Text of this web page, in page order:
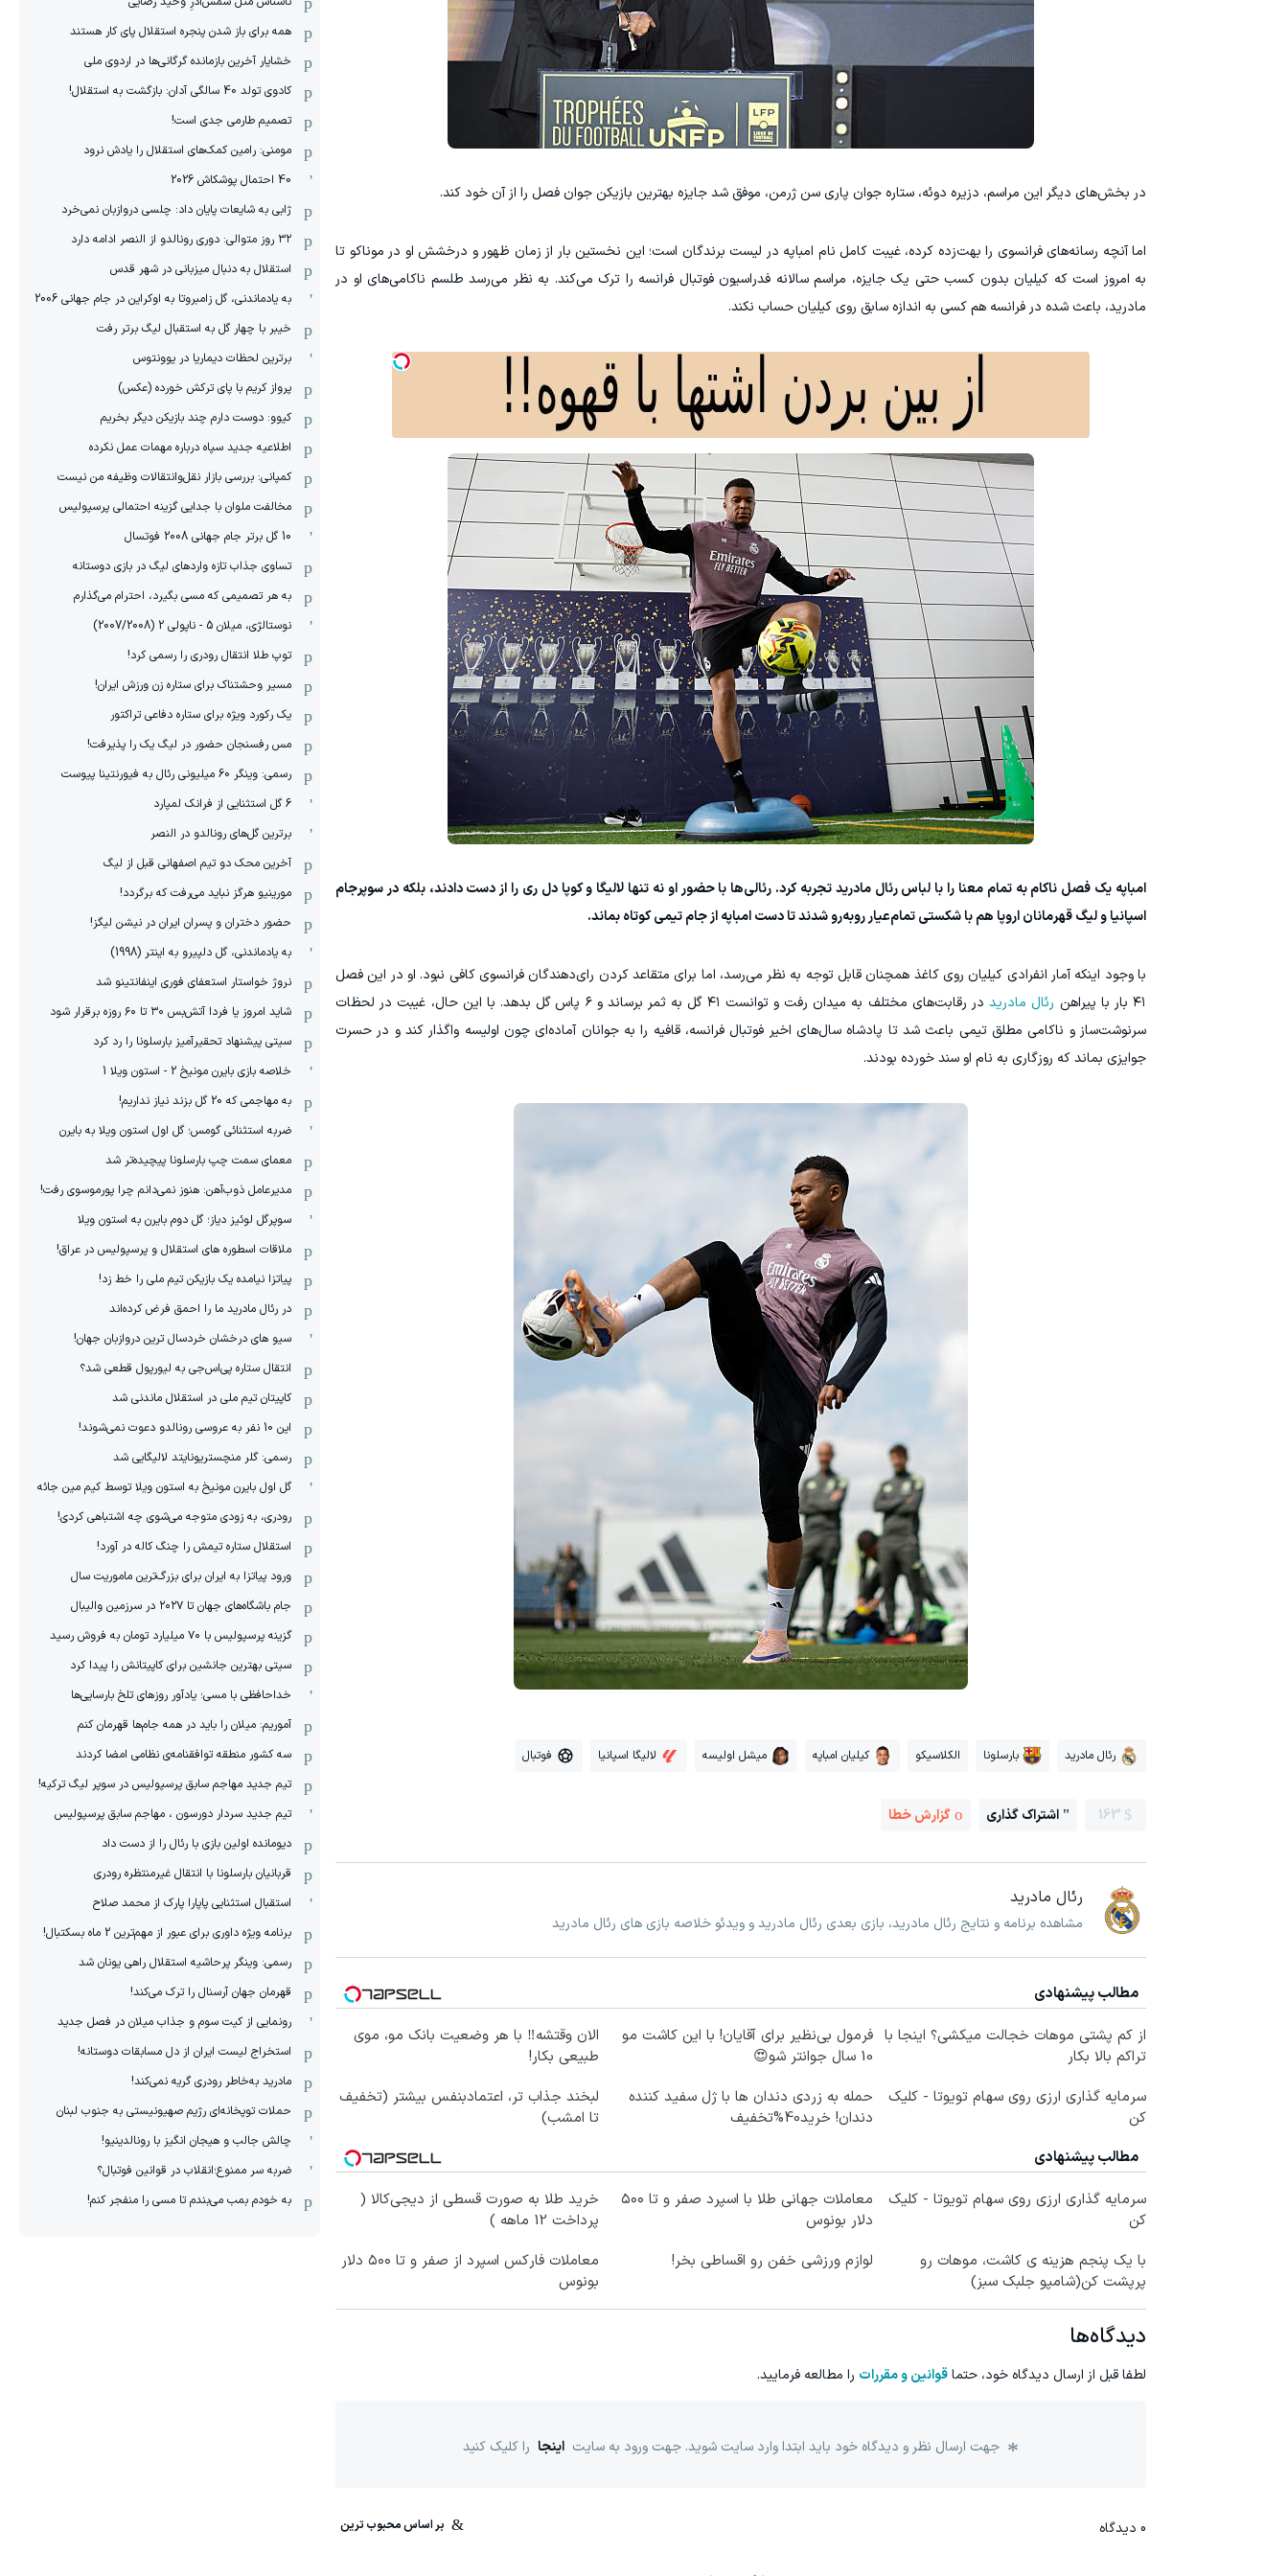
در بخش‌های دیگر این مراسم، دزیره دوئه، ستاره جوان پاری سن ژرمن، موفق شد جایزه بهترین بازیکن جوان فصل را از آن خود کند.
اما آنچه رسانه‌های فرانسوی را بهت‌زده کرده، غیبت کامل نام امباپه در لیست برندگان است؛ این نخستین بار از زمان ظهور و درخشش او در موناکو تا
به امروز است که کیلیان بدون کسب حتی یک جایزه، مراسم سالانه فدراسیون فوتبال فرانسه را ترک می‌کند. به نظر می‌رسد طلسم ناکامی‌های او در
مادرید، باعث شده در فرانسه هم کسی به اندازه سابق روی کیلیان حساب نکند.
امباپه یک فصل ناکام به تمام معنا را با لباس رئال مادرید تجربه کرد. رئالی‌ها با حضور او نه تنها لالیگا و کوپا دل ری را از دست دادند، بلکه در سوپرجام
اسپانیا و لیگ قهرمانان اروپا هم با شکستی تمام‌عیار روبه‌رو شدند تا دست امباپه از جام تیمی کوتاه بماند.
با وجود اینکه آمار انفرادی کیلیان روی کاغذ همچنان قابل توجه به نظر می‌رسد، اما برای متقاعد کردن رای‌دهندگان فرانسوی کافی نبود. او در این فصل
۴۱ بار با پیراهن
رئال مادرید
در رقابت‌های مختلف به میدان رفت و توانست ۴۱ گل به ثمر برساند و ۶ پاس گل بدهد. با این حال، غیبت در لحظات
سرنوشت‌ساز و ناکامی مطلق تیمی باعث شد تا پادشاه سال‌های اخیر فوتبال فرانسه، قافیه را به جوانان آماده‌ای چون اولیسه واگذار کند و در حسرت
جوایزی بماند که روزگاری به نام او سند خورده بودند.
رئال مادرید بارسلونا الکلاسیکو کیلیان امباپه میشل اولیسه لالیگا اسپانیا فوتبال
163 اشتراک گذاری گزارش خطا
رئال مادرید
مشاهده برنامه و نتایج رئال مادرید، بازی بعدی رئال مادرید و ویدئو خلاصه بازی های رئال مادرید
مطالب پیشنهادی
از کم پشتی موهات خجالت میکشی؟ اینجا با
تراکم بالا بکار
فرمول بی‌نظیر برای آقایان! با این کاشت مو
10 سال جوانتر شو😍
الان وقتشه‼️ با هر وضعیت بانک مو، موی
طبیعی بکار!
سرمایه گذاری ارزی روی سهام تویوتا - کلیک
کن
حمله به زردی دندان ها با ژل سفید کننده
دندان! خرید40%تخفیف
لبخند جذاب تر، اعتمادبنفس بیشتر (تخفیف
تا امشب)
مطالب پیشنهادی
سرمایه گذاری ارزی روی سهام تویوتا - کلیک
کن
معاملات جهانی طلا با اسپرد صفر و تا ۵۰۰
دلار بونوس
خرید طلا به صورت قسطی از دیجی‌کالا (
پرداخت 12 ماهه )
با یک پنجم هزینه ی کاشت، موهات رو
پرپشت کن(شامپو جلبک سبز)
لوازم ورزشی خفن رو اقساطی بخر!
معاملات فارکس اسپرد از صفر و تا ۵۰۰ دلار
بونوس
دیدگاه‌ها
لطفا قبل از ارسال دیدگاه خود، حتماقوانین و مقررات را مطالعه فرمایید.
جهت ارسال نظر و دیدگاه خود باید ابتدا وارد سایت شوید. جهت ورود به سایت اینجا را کلیک کنید
0 دیدگاه
همه برای باز شدن پنجره استقلال پای کار هستند
خشایار آخرین بازمانده گرگانی‌ها در اردوی ملی
کادوی تولد 40 سالگی آدان: بازگشت به استقلال!
تصمیم طارمی جدی است!
مومنی: رامین کمک‌های استقلال را یادش نرود
40 احتمال پوشکاش 2026
ژابی به شایعات پایان داد: چلسی دروازبان نمی‌خرد
۳۲ روز متوالی: دوری رونالدو از النصر ادامه دارد
استقلال به دنبال میزبانی در شهر قدس
به یادماندنی، گل زامبروتا به اوکراین در جام جهانی 2006
خیبر با چهار گل به استقبال لیگ برتر رفت
برترین لحظات دیماریا در یوونتوس
پرواز کریم با پای ترکش خورده (عکس)
کیوو: دوست دارم چند بازیکن دیگر بخریم
اطلاعیه جدید سپاه درباره مهمات عمل نکرده
کمپانی: بررسی بازار نقل‌وانتقالات وظیفه من نیست
مخالفت ملوان با جدایی گزینه احتمالی پرسپولیس
10 گل برتر جام جهانی 2008 فوتسال
تساوی جذاب تازه واردهای لیگ در بازی دوستانه
به هر تصمیمی که مسی بگیرد، احترام می‌گذارم
نوستالژی، میلان 5 - ناپولی 2 (2007/2008)
توپ طلا انتقال رودری را رسمی کرد!
مسیر وحشتناک برای ستاره زن ورزش ایران!
یک رکورد ویژه برای ستاره دفاعی تراکتور
مس رفسنجان حضور در لیگ یک را پذیرفت!
رسمی: وینگر 60 میلیونی رئال به فیورنتینا پیوست
6 گل استثنایی از فرانک لمپارد
برترین گل‌های رونالدو در النصر
آخرین محک دو تیم اصفهانی قبل از لیگ
مورینیو هرگز نباید می‌رفت که برگردد!
حضور دختران و پسران ایران در نیشن لیگز!
به یادماندنی، گل دلپیرو به اینتر (1998)
نروژ خواستار استعفای فوری اینفانتینو شد
شاید امروز یا فردا آتش‌بس ۳۰ تا ۶۰ روزه برقرار شود
سیتی پیشنهاد تحقیرآمیز بارسلونا را رد کرد
خلاصه بازی بایرن مونیخ 2 - استون ویلا 1
به مهاجمی که 20 گل بزند نیاز نداریم!
ضربه استثنائی گومس؛ گل اول استون ویلا به بایرن
معمای سمت چپ بارسلونا پیچیده‌تر شد
مدیرعامل ذوب‌آهن: هنوز نمی‌دانم چرا پورموسوی رفت!
سوپرگل لوئیز دیاز؛ گل دوم بایرن به استون ویلا
ملاقات اسطوره های استقلال و پرسپولیس در عراق!
پیاتزا نیامده یک بازیکن تیم ملی را خط زد!
در رئال مادرید ما را احمق فرض کرده‌اند
سیو های درخشان خردسال ترین دروازبان جهان!
انتقال ستاره پی‌اس‌جی به لیورپول قطعی شد؟
کاپیتان تیم ملی در استقلال ماندنی شد
این 10 نفر به عروسی رونالدو دعوت نمی‌شوند!
رسمی: گلر منچستریونایتد لالیگایی شد
گل اول بایرن مونیخ به استون ویلا توسط کیم مین جائه
رودری، به زودی متوجه می‌شوی چه اشتباهی کردی!
استقلال ستاره تیمش را چنگ کاله در آورد!
ورود پیاتزا به ایران برای بزرگ‌ترین ماموریت سال
جام باشگاه‌های جهان تا ۲۰۲۷ در سرزمین والیبال
گزینه پرسپولیس با ۷۰ میلیارد تومان به فروش رسید
سیتی بهترین جانشین برای کاپیتانش را پیدا کرد
خداحافظی با مسی؛ یادآور روزهای تلخ بارسایی‌ها
آموریم: میلان را باید در همه جام‌ها قهرمان کنم
سه کشور منطقه توافقنامه‌ی نظامی امضا کردند
تیم جدید مهاجم سابق پرسپولیس در سوپر لیگ ترکیه!
تیم جدید سردار دورسون ، مهاجم سابق پرسپولیس
دیومانده اولین بازی با رئال را از دست داد
قربانیان بارسلونا با انتقال غیرمنتظره رودری
استقبال استثنایی پاپارا پارک از محمد صلاح
برنامه ویژه داوری برای عبور از مهم‌ترین 2 ماه بسکتبال!
رسمی: وینگر پرحاشیه استقلال راهی یونان شد
قهرمان جهان آرسنال را ترک می‌کند!
رونمایی از کیت سوم و جذاب میلان در فصل جدید
استخراج لیست ایران از دل مسابقات دوستانه!
مادرید به‌خاطر رودری گریه نمی‌کند!
حملات توپخانه‌ای رژیم صهیونیستی به جنوب لبنان
چالش جالب و هیجان انگیز با رونالدینیو!
ضربه سر ممنوع؛انقلاب در قوانین فوتبال؟
به خودم بمب می‌بندم تا مسی را منفجر کنم!